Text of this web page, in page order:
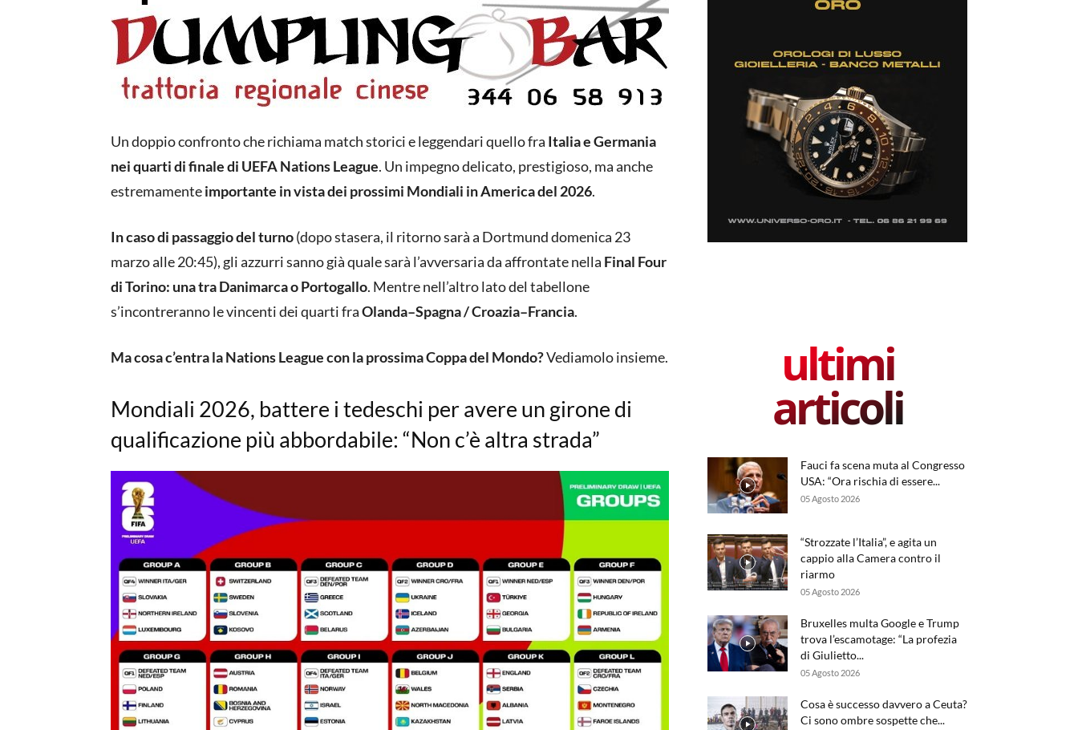
Un doppio confronto che richiama match storici e leggendari quello fra Italia e Germania
nei quarti di finale di UEFA Nations League. Un impegno delicato, prestigioso, ma anche
estremamenteimportante in vista dei prossimi Mondiali in America del 2026.
In caso di passaggio del turno(dopo stasera, il ritorno sarà a Dortmund domenica 23
marzo alle 20:45), gli azzurri sanno già quale sarà l’avversaria da affrontate nella Final Four
di Torino: una tra Danimarca o Portogallo. Mentre nell’altro lato del tabellone
s’incontreranno le vincenti dei quarti fraOlanda–Spagna / Croazia–Francia.
Ma cosa c’entra la Nations League con la prossima Coppa del Mondo?Vediamolo insieme.
Mondiali 2026, battere i tedeschi per avere un girone di
qualificazione più abbordabile: “Non c’è altra strada”
ultimi
articoli
Fauci fa scena muta al Congresso
USA: “Ora rischia di essere...
05 Agosto 2026
“Strozzate l’Italia”, e agita un
cappio alla Camera contro il
riarmo
05 Agosto 2026
Bruxelles multa Google e Trump
trova l’escamotage: “La profezia
di Giulietto...
05 Agosto 2026
Cosa è successo davvero a Ceuta?
Ci sono ombre sospette che...